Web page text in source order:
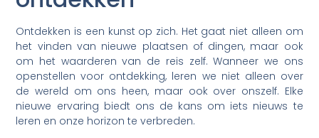
Ontdekken is een kunst op zich. Het gaat niet alleen om
het vinden van nieuwe plaatsen of dingen, maar ook
om het waarderen van de reis zelf. Wanneer we ons
openstellen voor ontdekking, leren we niet alleen over
de wereld om ons heen, maar ook over onszelf. Elke
nieuwe ervaring biedt ons de kans om iets nieuws te
leren en onze horizon te verbreden.